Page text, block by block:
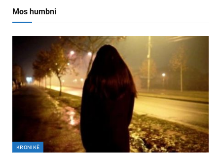
Mos humbni
KRONIKË